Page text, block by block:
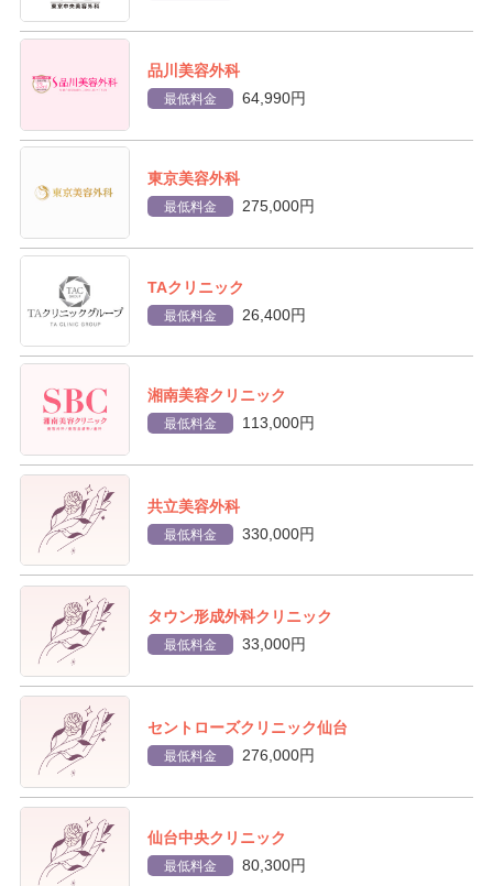
品川美容外科
最低料金 64,990円
東京美容外科
最低料金 275,000円
TAクリニック
最低料金 26,400円
湘南美容クリニック
最低料金 113,000円
共立美容外科
最低料金 330,000円
タウン形成外科クリニック
最低料金 33,000円
セントローズクリニック仙台
最低料金 276,000円
仙台中央クリニック
最低料金 80,300円